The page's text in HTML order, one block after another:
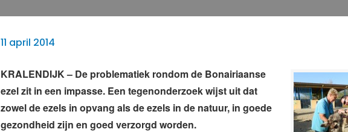
11 april 2014
KRALENDIJK – De problematiek rondom de Bonairiaanse
ezel zit in een impasse. Een tegenonderzoek wijst uit dat
zowel de ezels in opvang als de ezels in de natuur, in goede
gezondheid zijn en goed verzorgd worden.